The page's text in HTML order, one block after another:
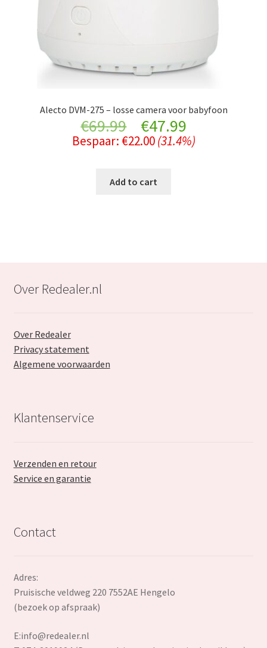
Alecto DVM-275 – losse camera voor babyfoon
€69.99
Original
price
was:
€47.99Current
price
Bespaar: €22.00 (31.4%)
Add to cart
Over Redealer.nl
Over Redealer
Privacy statement
Algemene voorwaarden
Klantenservice
Verzenden en retour
Service en garantie
Contact
Adres:
Pruisische veldweg 220 7552AE Hengelo
(bezoek op afspraak)
E:info@redealer.nl